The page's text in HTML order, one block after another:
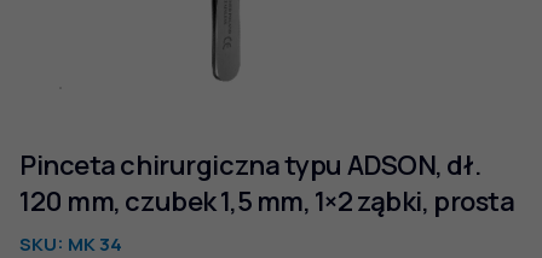
Pinceta chirurgiczna typu ADSON, dł.
120 mm, czubek 1,5 mm, 1×2 ząbki, prosta
SKU: MK 34